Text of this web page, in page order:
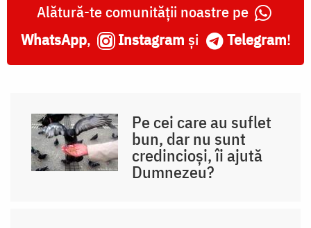
Alătură-te comunității noastre pe
WhatsApp, Instagram și Telegram!
Pe cei care au suflet
bun, dar nu sunt
credincioși, îi ajută
Dumnezeu?